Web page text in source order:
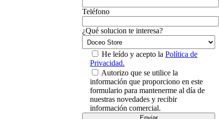
Teléfono
¿Qué solucion te interesa?
He leído y acepto la Política de
Privacidad.
Autorizo que se utilice la
información que proporciono en este
formulario para mantenerme al día de
nuestras novedades y recibir
información comercial.